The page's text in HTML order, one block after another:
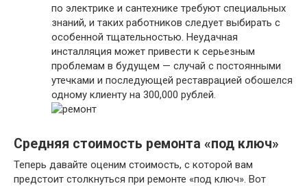
по электрике и сантехнике требуют специальных
знаний, и таких работников следует выбирать с
особенной тщательностью. Неудачная
инсталляция может привести к серьезным
проблемам в будущем — случай с постоянными
утечками и последующей реставрацией обошелся
одному клиенту на 300,000 рублей.
Средняя стоимость ремонта «под ключ»
Теперь давайте оценим стоимость, с которой вам
предстоит столкнуться при ремонте «под ключ». Вот